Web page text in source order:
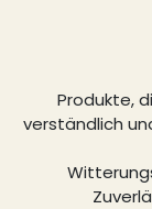
Produkte,
verständlich